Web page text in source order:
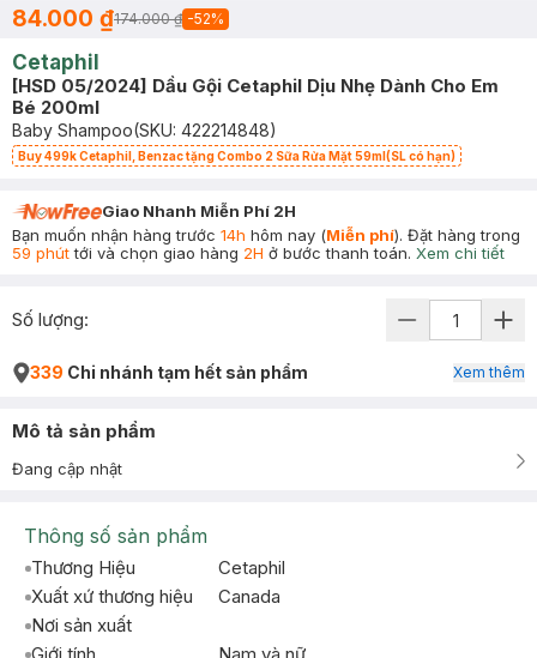
84.000 ₫174.000 ₫ -52%
Cetaphil
[HSD 05/2024] Dầu Gội Cetaphil Dịu Nhẹ Dành Cho Em
Bé 200ml
Baby Shampoo(SKU: 422214848)
Buy 499k Cetaphil, Benzac tặng Combo 2 Sữa Rửa Mặt 59ml(SL có hạn)
Giao Nhanh Miễn Phí 2H
Bạn muốn nhận hàng trước 14h hôm nay (Miễn phí). Đặt hàng trong
59 phúttới và chọn giao hàng 2H ở bước thanh toán. Xem chi tiết
Số lượng:
339 Chi nhánh tạm hết sản phẩm Xem thêm
Mô tả sản phẩm
Đang cập nhật
Thông số sản phẩm
Thương Hiệu
Cetaphil
Xuất xứ thương hiệu
Canada
Nơi sản xuất